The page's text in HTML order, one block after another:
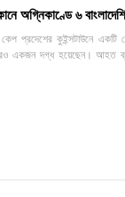
অগ্নিকাণ্ডে ৬
কেপ প্রদেশের কুইন্সটাউনে
একজন দগ্ধ হয়েছেন। আহত